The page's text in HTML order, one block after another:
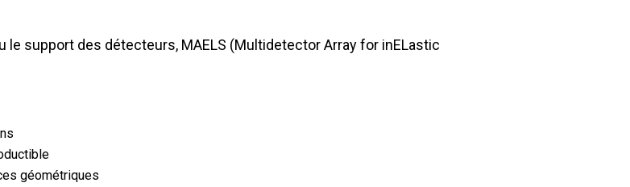
le support des détecteurs, MAELS (Multidetector Array for inELastic
géométriques